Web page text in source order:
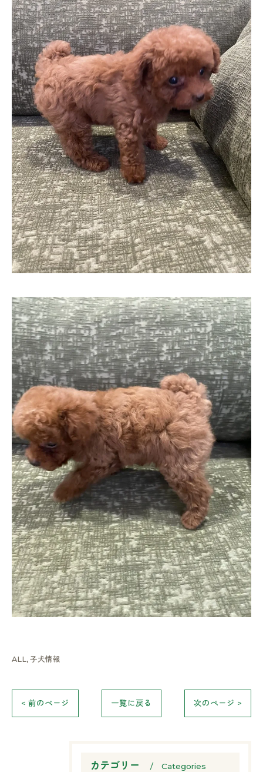
ALL 子犬情報
< 前のページ 一覧に戻る 次のページ >
カテゴリー Categories
お気軽にお問い合わせください